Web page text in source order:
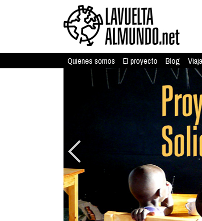
Quienes somos El proyecto Blog